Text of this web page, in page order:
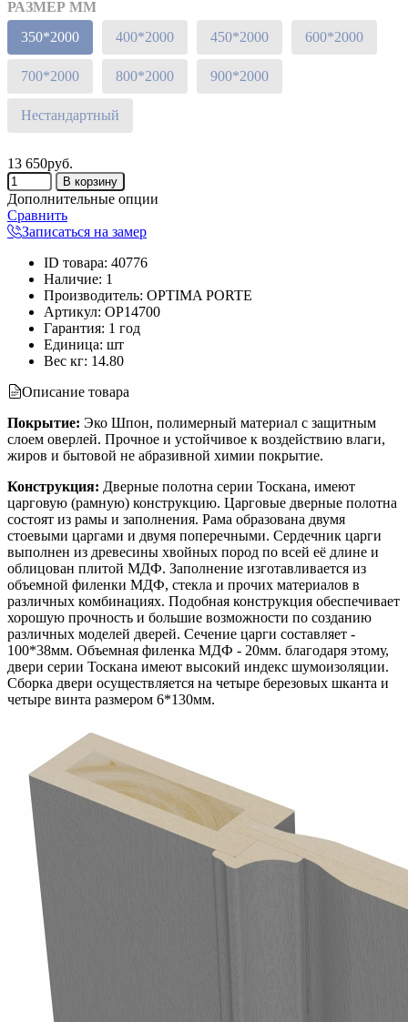
РАЗМЕР ММ
350*2000
400*2000 450*2000 600*2000
700*2000 800*2000 900*2000
Нестандартный
13 650руб.
Дополнительные опции
Сравнить
Записаться на замер
ID товара: 40776
Наличие: 1
Производитель: OPTIMA PORTE
Артикул: OP14700
Гарантия: 1 год
Единица: шт
Вес кг: 14.80
Описание товара
Покрытие: Эко Шпон, полимерный материал с защитным
слоем оверлей. Прочное и устойчивое к воздействию влаги,
жиров и бытовой не абразивной химии покрытие.
Конструкция: Дверные полотна серии Тоскана, имеют
царговую (рамную) конструкцию. Царговые дверные полотна
состоят из рамы и заполнения. Рама образована двумя
стоевыми царгами и двумя поперечными. Сердечник царги
выполнен из древесины хвойных пород по всей её длине и
облицован плитой МДФ. Заполнение изготавливается из
объемной филенки МДФ, стекла и прочих материалов в
различных комбинациях. Подобная конструкция обеспечивает
хорошую прочность и большие возможности по созданию
различных моделей дверей. Сечение царги составляет -
100*38мм. Объемная филенка МДФ - 20мм. благодаря этому,
двери серии Тоскана имеют высокий индекс шумоизоляции.
Сборка двери осуществляется на четыре березовых шканта и
четыре винта размером 6*130мм.